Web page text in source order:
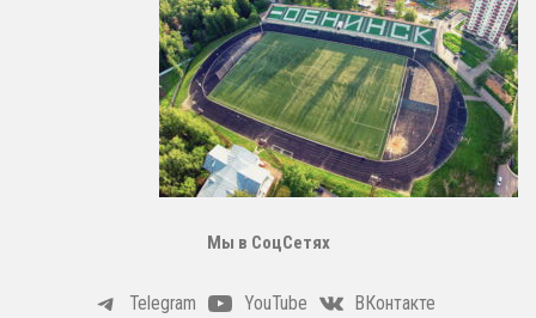
Мы в СоцСетях
Telegram YouTube
ВКонтакте